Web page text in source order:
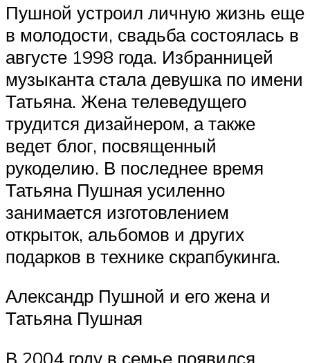
Пушной устроил личную жизнь еще
в молодости, свадьба состоялась в
августе 1998 года. Избранницей
музыканта стала девушка по имени
Татьяна. Жена телеведущего
трудится дизайнером, а также
ведет блог, посвященный
рукоделию. В последнее время
Татьяна Пушная усиленно
занимается изготовлением
открыток, альбомов и других
подарков в технике скрапбукинга.
Александр Пушной и его жена и
Татьяна Пушная
В 2004 году в семье появился